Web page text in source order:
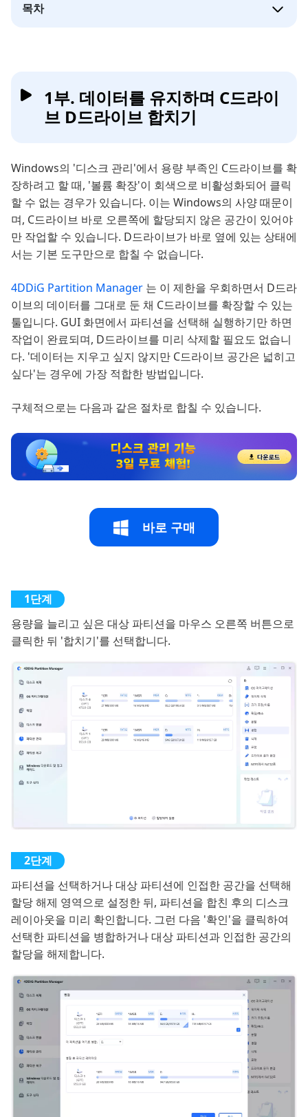
목차
1부. 데이터를 유지하며 C드라이
브 D드라이브 합치기
Windows의 '디스크 관리'에서 용량 부족인 C드라이브를 확
장하려고 할 때, '볼륨 확장'이 회색으로 비활성화되어 클릭
할 수 없는 경우가 있습니다. 이는 Windows의 사양 때문이
며, C드라이브 바로 오른쪽에 할당되지 않은 공간이 있어야
만 작업할 수 있습니다. D드라이브가 바로 옆에 있는 상태에
서는 기본 도구만으로 합칠 수 없습니다.
4DDiG Partition Manager 는 이 제한을 우회하면서 D드라
이브의 데이터를 그대로 둔 채 C드라이브를 확장할 수 있는
툴입니다. GUI 화면에서 파티션을 선택해 실행하기만 하면
작업이 완료되며, D드라이브를 미리 삭제할 필요도 없습니
다. '데이터는 지우고 싶지 않지만 C드라이브 공간은 넓히고
싶다'는 경우에 가장 적합한 방법입니다.
구체적으로는 다음과 같은 절차로 합칠 수 있습니다.
바로 구매
용량을 늘리고 싶은 대상 파티션을 마우스 오른쪽 버튼으로
클릭한 뒤 '합치기'를 선택합니다.
파티션을 선택하거나 대상 파티션에 인접한 공간을 선택해
할당 해제 영역으로 설정한 뒤, 파티션을 합친 후의 디스크
레이아웃을 미리 확인합니다. 그런 다음 '확인'을 클릭하여
선택한 파티션을 병합하거나 대상 파티션과 인접한 공간의
할당을 해제합니다.